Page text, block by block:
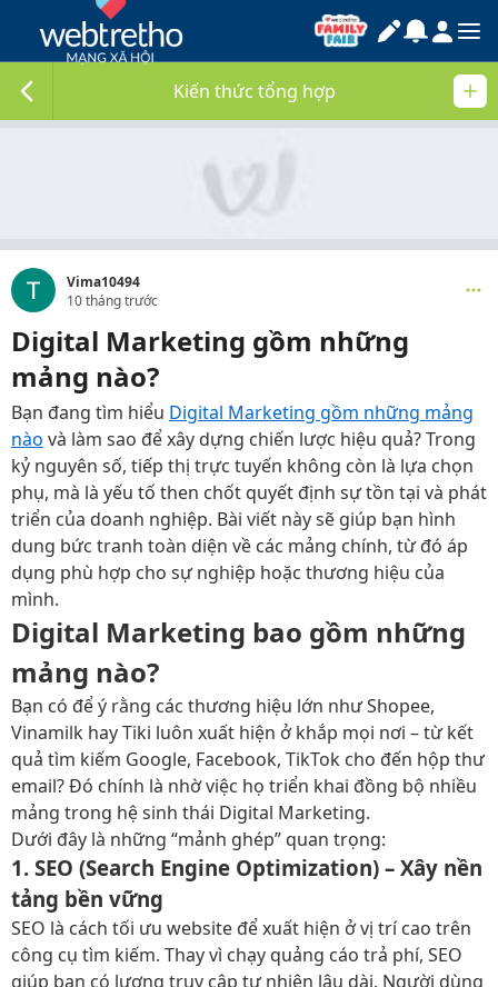
Kiến thức tổng hợp
Vima10494
10 tháng trước
Digital Marketing gồm những
mảng nào?
Bạn đang tìm hiểu Digital Marketing gồm những mảng
nào và làm sao để xây dựng chiến lược hiệu quả? Trong
kỷ nguyên số, tiếp thị trực tuyến không còn là lựa chọn
phụ, mà là yếu tố then chốt quyết định sự tồn tại và phát
triển của doanh nghiệp. Bài viết này sẽ giúp bạn hình
dung bức tranh toàn diện về các mảng chính, từ đó áp
dụng phù hợp cho sự nghiệp hoặc thương hiệu của
mình.
Digital Marketing bao gồm những
mảng nào?
Bạn có để ý rằng các thương hiệu lớn như Shopee,
Vinamilk hay Tiki luôn xuất hiện ở khắp mọi nơi – từ kết
quả tìm kiếm Google, Facebook, TikTok cho đến hộp thư
email? Đó chính là nhờ việc họ triển khai đồng bộ nhiều
mảng trong hệ sinh thái Digital Marketing.
Dưới đây là những “mảnh ghép” quan trọng:
1. SEO (Search Engine Optimization) – Xây nền
tảng bền vững
SEO là cách tối ưu website để xuất hiện ở vị trí cao trên
công cụ tìm kiếm. Thay vì chạy quảng cáo trả phí, SEO
giúp bạn có lượng truy cập tự nhiên lâu dài. Người dùng